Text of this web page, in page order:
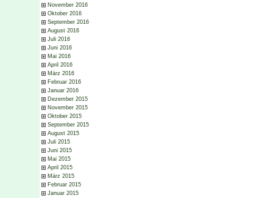
November 2016
Oktober 2016
September 2016
August 2016
Juli 2016
Juni 2016
Mai 2016
April 2016
März 2016
Februar 2016
Januar 2016
Dezember 2015
November 2015
Oktober 2015
September 2015
August 2015
Juli 2015
Juni 2015
Mai 2015
April 2015
März 2015
Februar 2015
Januar 2015